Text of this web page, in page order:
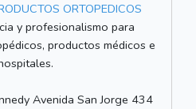
ORTOPEDICOS
y profesionalismo para
productos médicos e
Avenida San Jorge 434